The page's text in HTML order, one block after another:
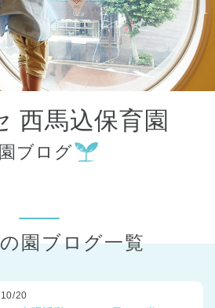
す
都道府県
から探す
西馬込保育園
ブログ
の園ブログ一覧
20